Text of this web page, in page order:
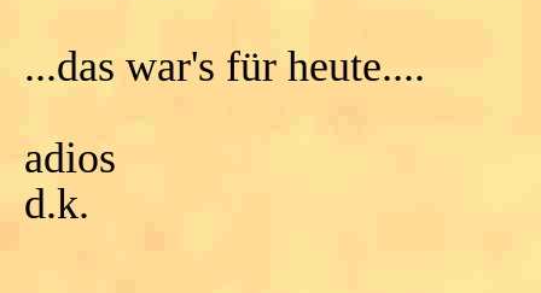
...das war's für heute....
adios
d.k.